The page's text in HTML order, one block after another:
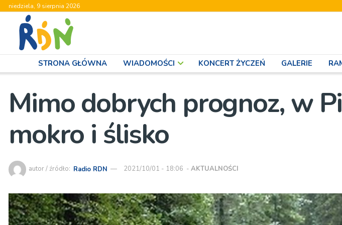
niedziela, 9 sierpnia 2026
STRONA GŁÓWNA WIADOMOŚCI KONCERT ŻYCZEŃ GALERIE
Mimo dobrych prognoz, w
mokro i ślisko
autor / źródło: Radio RDN 2021/10/01 - 18:06 - AKTUALNOŚCI